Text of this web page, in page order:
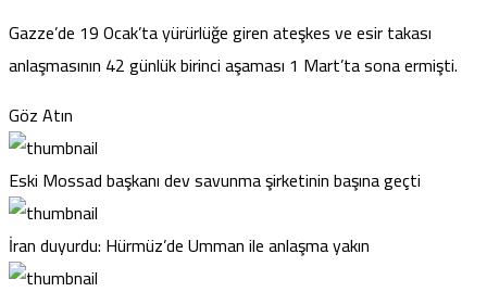
Gazze’de 19 Ocak’ta yürürlüğe giren ateşkes ve esir takası
anlaşmasının 42 günlük birinci aşaması 1 Mart’ta sona ermişti.
Göz Atın
Eski Mossad başkanı dev savunma şirketinin başına geçti
İran duyurdu: Hürmüz’de Umman ile anlaşma yakın